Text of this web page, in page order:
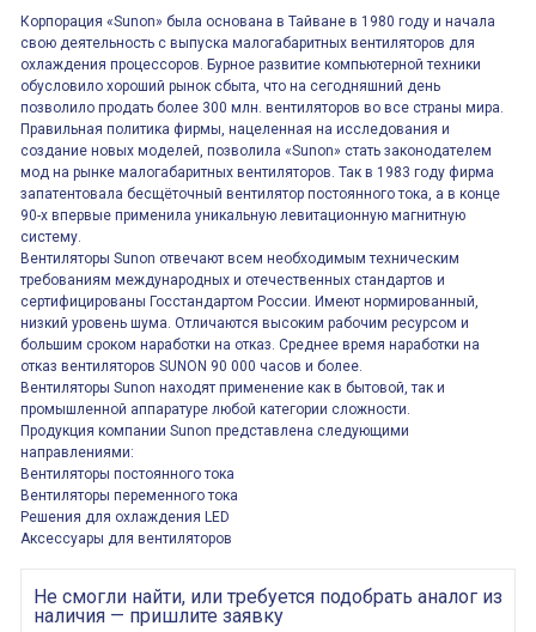
Корпорация «Sunon» была основана в Тайване в 1980 году и начала
свою деятельность с выпуска малогабаритных вентиляторов для
охлаждения процессоров. Бурное развитие компьютерной техники
обусловило хороший рынок сбыта, что на сегодняшний день
позволило продать более 300 млн. вентиляторов во все страны мира.
Правильная политика фирмы, нацеленная на исследования и
создание новых моделей, позволила «Sunon» стать законодателем
мод на рынке малогабаритных вентиляторов. Так в 1983 году фирма
запатентовала бесщёточный вентилятор постоянного тока, а в конце
90-х впервые применила уникальную левитационную магнитную
систему.
Вентиляторы Sunon отвечают всем необходимым техническим
требованиям международных и отечественных стандартов и
сертифицированы Госстандартом России. Имеют нормированный,
низкий уровень шума. Отличаются высоким рабочим ресурсом и
большим сроком наработки на отказ. Среднее время наработки на
отказ вентиляторов SUNON 90 000 часов и более.
Вентиляторы Sunon находят применение как в бытовой, так и
промышленной аппаратуре любой категории сложности.
Продукция компании Sunon представлена следующими
направлениями:
Вентиляторы постоянного тока
Вентиляторы переменного тока
Решения для охлаждения LED
Аксессуары для вентиляторов
Не смогли найти, или требуется подобрать аналог из
наличия — пришлите заявку